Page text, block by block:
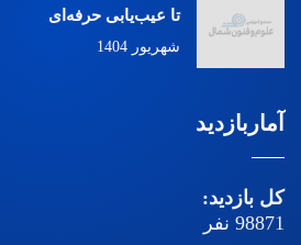
تا عیب‌یابی حرفه‌ای
شهریور 1404
آماربازدید
کل بازدید:
98871 نفر